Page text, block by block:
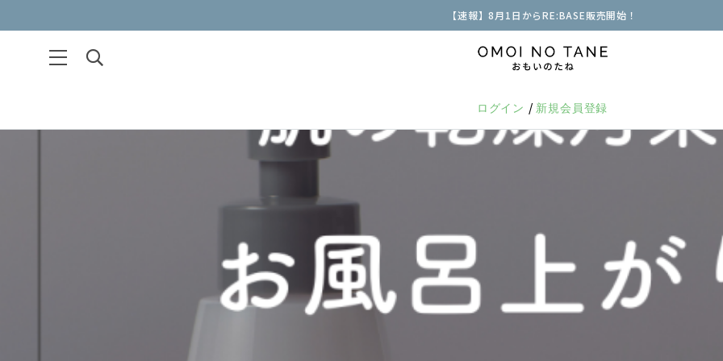
【速報】8月1日からRE:BASE販売開始！
ログイン / 新規会員登録